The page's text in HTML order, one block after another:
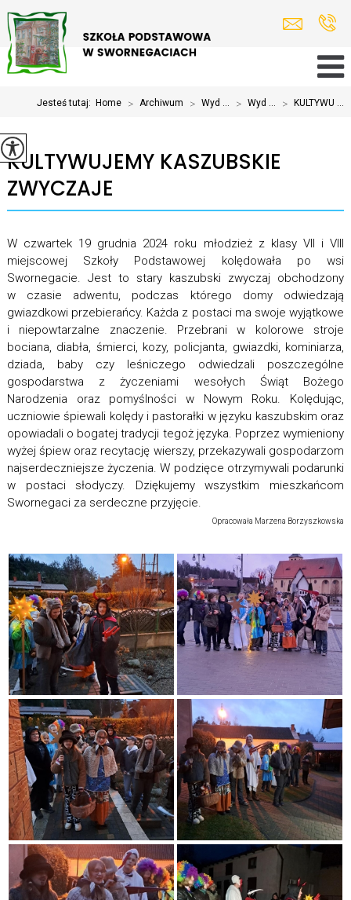
Jesteś tutaj: Home > Archiwum > Wyd ... > Wyd ... > KULTYWU ...
KULTYWUJEMY KASZUBSKIE
ZWYCZAJE
W czwartek 19 grudnia 2024 roku młodzież z klasy VII i VIII
miejscowej Szkoły Podstawowej kolędowała po wsi
Swornegacie. Jest to stary kaszubski zwyczaj obchodzony
w czasie adwentu, podczas którego domy odwiedzają
gwiazdkowi przebierańcy. Każda z postaci ma swoje wyjątkowe
i niepowtarzalne znaczenie. Przebrani w kolorowe stroje
bociana, diabła, śmierci, kozy, policjanta, gwiazdki, kominiarza,
dziada, baby czy leśniczego odwiedzali poszczególne
gospodarstwa z życzeniami wesołych Świąt Bożego
Narodzenia oraz pomyślności w Nowym Roku. Kolędując,
uczniowie śpiewali kolędy i pastorałki w języku kaszubskim oraz
opowiadali o bogatej tradycji tegoż języka. Poprzez wymieniony
wyżej śpiew oraz recytację wierszy, przekazywali gospodarzom
najserdeczniejsze życzenia. W podzięce otrzymywali podarunki
w postaci słodyczy. Dziękujemy wszystkim mieszkańcom
Swornegaci za serdeczne przyjęcie.
Opracowała Marzena Borzyszkowska